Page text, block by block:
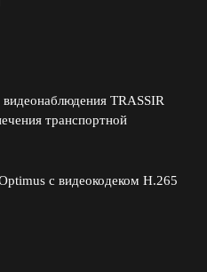
TRASSIR
транспортной
с видеокодеком H.265